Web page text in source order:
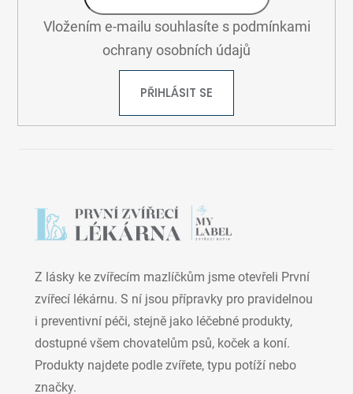
Vložením e-mailu souhlasíte s podmínkami
ochrany osobních údajů
PŘIHLÁSIT SE
Z lásky ke zvířecím mazlíčkům jsme otevřeli První
zvířecí lékárnu. S ní jsou přípravky pro pravidelnou
i preventivní péči, stejně jako léčebné produkty,
dostupné všem chovatelům psů, koček a koní.
Produkty najdete podle zvířete, typu potíží nebo
značky.